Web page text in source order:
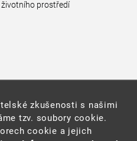
prostředí
204 kB)
zkušenosti s našimi
tzv. soubory cookie.
cookie a jejich